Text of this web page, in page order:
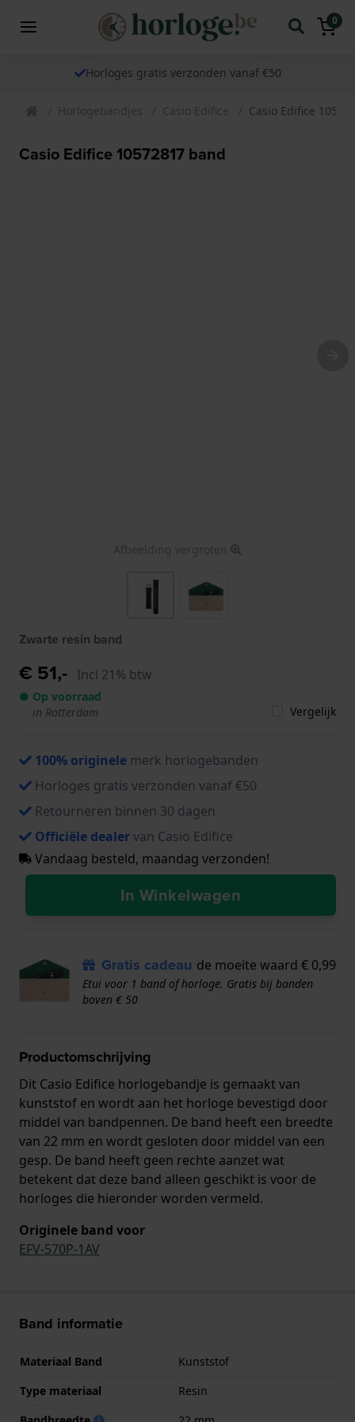
0
Horloges gratis verzonden vanaf €50
Horlogebandjes Casio Edifice Casio Edifice
Casio Edifice 10572817 band
Afbeelding vergroten
Zwarte resin band
€ 51,- Incl 21% btw
● Op voorraad
in Rotterdam
Vergelijk
100% originele merk horlogebanden
Horloges gratis verzonden vanaf €50
Retourneren binnen 30 dagen
Officiële dealervan Casio Edifice
Vandaag besteld, maandag verzonden!
In Winkelwagen
Gratis cadeau de moeite waard € 0,99
Etui voor 1 band of horloge. Gratis bij banden
boven € 50
Productomschrijving
Dit Casio Edifice horlogebandje is gemaakt van
kunststof en wordt aan het horloge bevestigd door
middel van bandpennen. De band heeft een breedte
van 22 mm en wordt gesloten door middel van een
gesp. De band heeft geen rechte aanzet wat
betekent dat deze band alleen geschikt is voor de
horloges die hieronder worden vermeld.
Originele band voor
EFV-570P-1AV
Band informatie
Materiaal Band
Kunststof
Type materiaal
Resin